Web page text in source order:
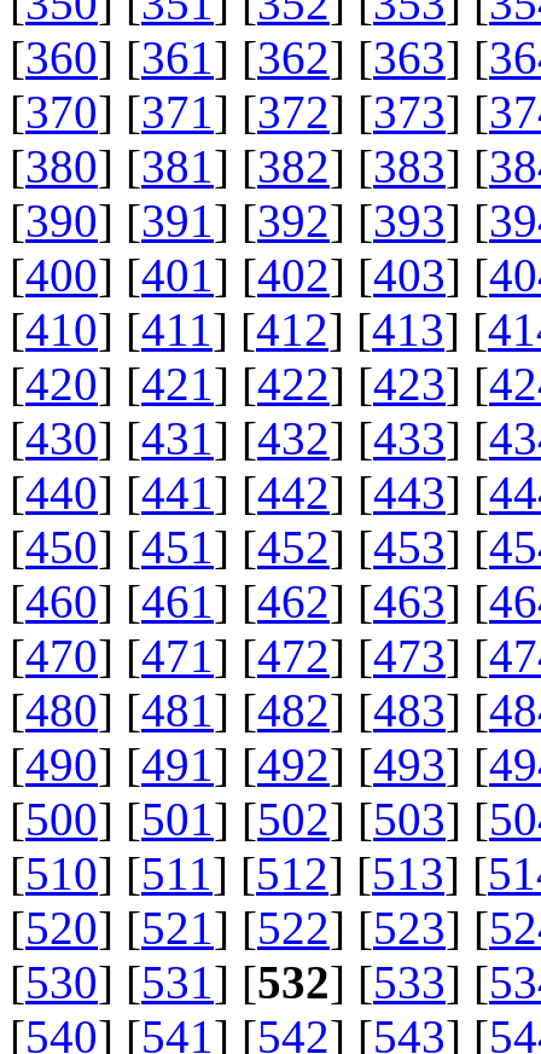
[360] [361] [362] [363] [
[370] [371] [372] [373] [
[380] [381] [382] [383] [
[390] [391] [392] [393] [
[400] [401] [402] [403] [
[410] [411] [412] [413] [
[420] [421] [422] [423] [
[430] [431] [432] [433] [
[440] [441] [442] [443] [
[450] [451] [452] [453] [
[460] [461] [462] [463] [
[470] [471] [472] [473] [
[480] [481] [482] [483] [
[490] [491] [492] [493] [
[500] [501] [502] [503] [
[510] [511] [512] [513] [
[520] [521] [522] [523] [
[530] [531] [532] [533] [
[540] [541] [542] [543] [